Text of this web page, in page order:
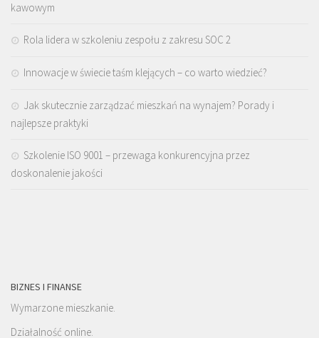
kawowym
Rola lidera w szkoleniu zespołu z zakresu SOC 2
Innowacje w świecie taśm klejących – co warto wiedzieć?
Jak skutecznie zarządzać mieszkań na wynajem? Porady i
najlepsze praktyki
Szkolenie ISO 9001 – przewaga konkurencyjna przez
doskonalenie jakości
BIZNES I FINANSE
Wymarzone mieszkanie.
Działalność online.